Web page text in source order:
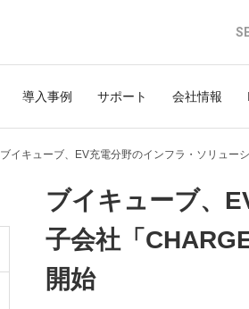
導入事例 サポート 会社情報
ブイキューブ、EV充電分野のインフラ・ソリュー
ブイキューブ、
子会社「
開始